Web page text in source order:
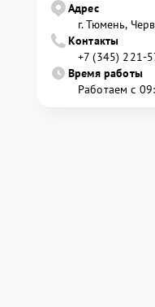
Адрес
г. Тюмень,
Контакты
+7 (345) 221-
Время работы
Работаем с